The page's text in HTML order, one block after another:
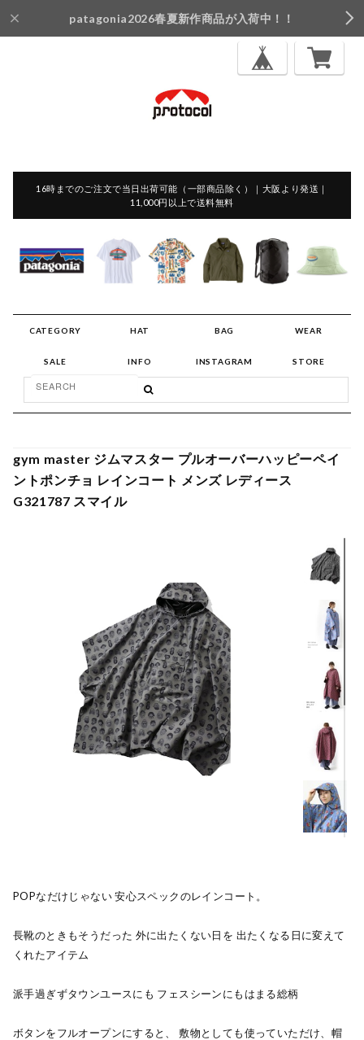
patagonia2026春夏新作商品が入荷中！！
16時までのご注文で当日出荷可能（一部商品除く）｜大阪より発送｜
11,000円以上で送料無料
CATEGORY HAT BAG WEAR
SALE INFO INSTAGRAM STORE
gym master ジムマスター プルオーバーハッピーペイ
ントポンチョ レインコート メンズ レディース
G321787 スマイル
POPなだけじゃない 安心スペックのレインコート。
長靴のときもそうだった 外に出たくない日を 出たくなる日に変えて
くれたアイテム
派手過ぎずタウンユースにも フェスシーンにもはまる総柄
ボタンをフルオープンにすると、 敷物としても使っていただけ、帽